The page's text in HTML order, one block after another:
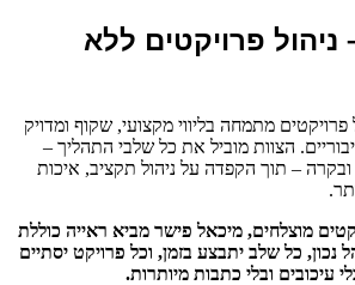
פרויקטים ללא
מתמחה בליווי מקצועי, שקוף ומדויק
הצוות מוביל את כל שלבי התהליך –
ובקרה – תוך הקפדה על ניהול תקציב, איכות
מוצלחים, מיכאל פישר מביא ראייה כוללת
כל שלב יתבצע בזמן, וכל פרויקט יסתיים
עיכובים ובלי כתבות מיותרות.